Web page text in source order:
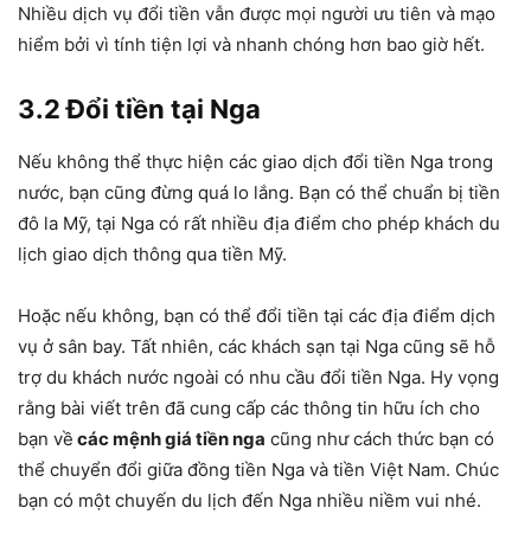
Nhiều dịch vụ đổi tiền vẫn được mọi người ưu tiên và mạo
hiểm bởi vì tính tiện lợi và nhanh chóng hơn bao giờ hết.
3.2 Đổi tiền tại Nga
Nếu không thể thực hiện các giao dịch đổi tiền Nga trong
nước, bạn cũng đừng quá lo lắng. Bạn có thể chuẩn bị tiền
đô la Mỹ, tại Nga có rất nhiều địa điểm cho phép khách du
lịch giao dịch thông qua tiền Mỹ.
Hoặc nếu không, bạn có thể đổi tiền tại các địa điểm dịch
vụ ở sân bay. Tất nhiên, các khách sạn tại Nga cũng sẽ hỗ
trợ du khách nước ngoài có nhu cầu đổi tiền Nga. Hy vọng
rằng bài viết trên đã cung cấp các thông tin hữu ích cho
bạn về các mệnh giá tiền nga cũng như cách thức bạn có
thể chuyển đổi giữa đồng tiền Nga và tiền Việt Nam. Chúc
bạn có một chuyến du lịch đến Nga nhiều niềm vui nhé.